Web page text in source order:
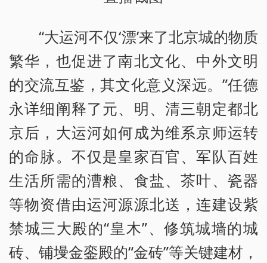
“大运河不仅‘漂’来了北京城的物质
繁华，也促进了南北文化、中外文明
的交流互鉴，其文化意义深远。”任德
永详细阐释了元、明、清三朝定都北
京后，大运河如何成为维系京师运转
的命脉。不仅是皇家百官、军队百姓
生活所需的漕粮、食盐、茶叶、瓷器
等物资借由运河源源北送，连建设紫
禁城三大殿的“皇木”、修筑城墙的城
砖、铺墁金銮殿的“金砖”等关键建材，